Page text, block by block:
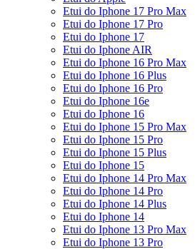
Etui do Iphone 17 Pro Max
Etui do Iphone 17 Pro
Etui do Iphone 17
Etui do Iphone AIR
Etui do Iphone 16 Pro Max
Etui do Iphone 16 Plus
Etui do Iphone 16 Pro
Etui do Iphone 16e
Etui do Iphone 16
Etui do Iphone 15 Pro Max
Etui do Iphone 15 Pro
Etui do Iphone 15 Plus
Etui do Iphone 15
Etui do Iphone 14 Pro Max
Etui do Iphone 14 Pro
Etui do Iphone 14 Plus
Etui do Iphone 14
Etui do Iphone 13 Pro Max
Etui do Iphone 13 Pro